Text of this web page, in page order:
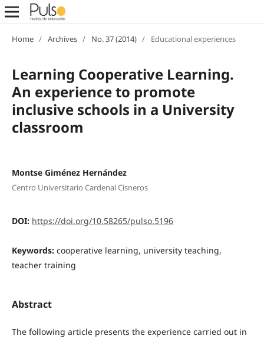
Home / Archives / No. 37 (2014) / Educational experiences
Learning Cooperative Learning.
An experience to promote
inclusive schools in a University
classroom
Montse Giménez Hernández
Centro Universitario Cardenal Cisneros
DOI: https://doi.org/10.58265/pulso.5196
Keywords: cooperative learning, university teaching,
teacher training
Abstract
The following article presents the experience carried out in